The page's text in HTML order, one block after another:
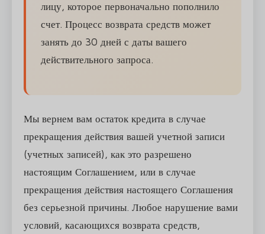
лицу, которое первоначально пополнило
счет. Процесс возврата средств может
занять до 30 дней с даты вашего
действительного запроса.
Мы вернем вам остаток кредита в случае
прекращения действия вашей учетной записи
(учетных записей), как это разрешено
настоящим Соглашением, или в случае
прекращения действия настоящего Соглашения
без серьезной причины. Любое нарушение вами
условий, касающихся возврата средств,